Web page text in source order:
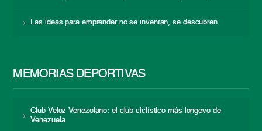
Las ideas para emprender no se inventan, se descubren
MEMORIAS DEPORTIVAS
Club Veloz Venezolano: el club ciclístico más longevo de
Venezuela